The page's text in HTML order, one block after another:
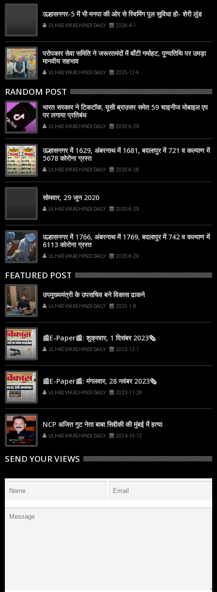
उल्हासनगर-5 में भी मनपा की ओर से स्विमिंग पुल सुविधा हो- शेरी लुंड
ULHAS VIKAS HINDI DAILY 2026-4-1
परोपकार सेवा समिति ने जरूरतमंदों में बाँटी गर्माहट, पुण्यतिथि पर उमड़ा
मानवीय सहभाव
ULHAS VIKAS HINDI DAILY 2025-12-9
RANDOM POST
भारत सरकार ने टिकटॉक, यूसी ब्राउसर समेत 59 चाइनीज मोबाइल एप
पर लगाया प्रतिबंध
ULHAS VIKAS HINDI DAILY 2020-6-29
उल्हासनगर में 1629, अंबरनाथ में 1681, बदलापुर में 721 व कल्याण में
5678 कोरोना ग्रस्त
ULHAS VIKAS HINDI DAILY 2020-6-28
सोमवार, 29 जून 2020
ULHAS VIKAS HINDI DAILY 2020-6-29
उल्हासनगर में 1766, अंबरनाथ में 1769, बदलापुर में 742 व कल्याण में
6113 कोरोना ग्रस्त
ULHAS VIKAS HINDI DAILY 2020-6-29
FEATURED POST
उपमुख्यमंत्री के उपसचिव बने विकास ढाकने
ULHAS VIKAS HINDI DAILY 2025-1-8
📰E-Paper📰: शुक्रवार, 1 दिसंबर 2023🗞
ULHAS VIKAS HINDI DAILY 2023-12-1
📰E-Paper📰: मंगलवार, 28 नवंबर 2023🗞
ULHAS VIKAS HINDI DAILY 2023-11-28
NCP अजित गुट नेता बाबा सिद्दीकी की मुंबई में हत्या
ULHAS VIKAS HINDI DAILY 2024-10-12
SEND YOUR VIEWS